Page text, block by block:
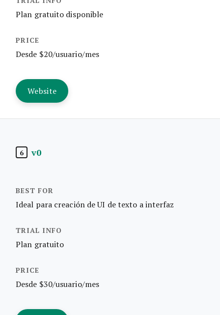
Plan gratuito disponible
Desde $20/usuario/mes
Website
6 v0
Ideal para creación de UI de texto a interfaz
Plan gratuito
Desde $30/usuario/mes